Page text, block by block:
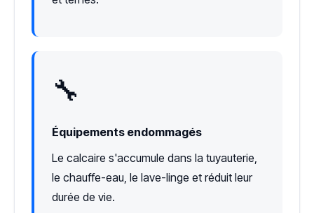
🔧
Équipements endommagés
Le calcaire s'accumule dans la tuyauterie,
le chauffe-eau, le lave-linge et réduit leur
durée de vie.